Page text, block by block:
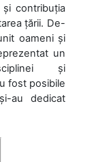
contribuția
țării. De-
oameni și
un
și
fost posibile
au dedicat